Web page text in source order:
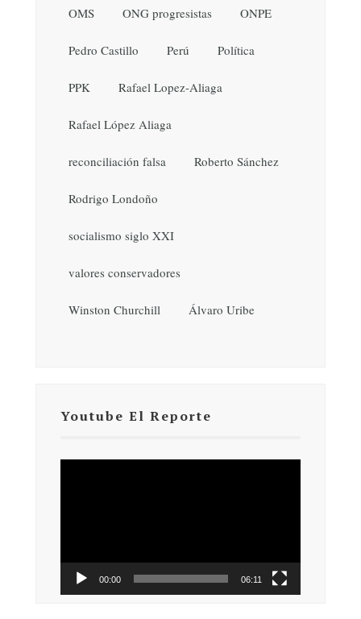
OMS ONG progresistas ONPE
Pedro Castillo Perú Política
PPK Rafael Lopez-Aliaga
Rafael López Aliaga
reconciliación falsa Roberto Sánchez
Rodrigo Londoño
socialismo siglo XXI
valores conservadores
Winston Churchill Álvaro Uribe
Youtube El Reporte
00:00 06:11